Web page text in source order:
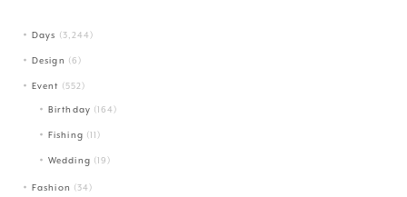
Days (3,244)
Design (6)
Event (552)
Birthday (164)
Fishing (11)
Wedding (19)
Fashion (34)